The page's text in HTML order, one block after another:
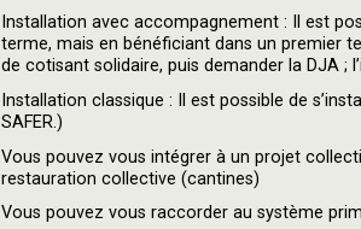
Installation avec accompagnement : Il est
terme, mais en bénéficiant dans un premier
de cotisant solidaire, puis demander la DJA ;
Installation classique : Il est possible de
SAFER.)
Vous pouvez vous intégrer à un projet
restauration collective (cantines)
Vous pouvez vous raccorder au système